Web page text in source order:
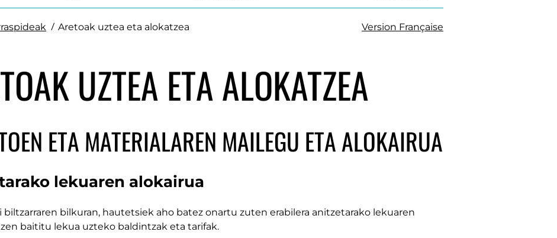
Aretoak uztea eta alokatzea Version Française
UZTEA ETA ALOKATZEA
ETA MATERIALAREN MAILEGU ETA ALOKAIRUA
lekuaren alokairua
biltzarraren bilkuran, hautetsiek aho batez onartu zuten erabilera anitzetarako lekuaren
baititu lekua uzteko baldintzak eta tarifak.